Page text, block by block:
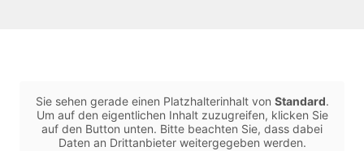
Sie sehen gerade einen Platzhalterinhalt von Standard.
Um auf den eigentlichen Inhalt zuzugreifen, klicken Sie
auf den Button unten. Bitte beachten Sie, dass dabei
Daten an Drittanbieter weitergegeben werden.